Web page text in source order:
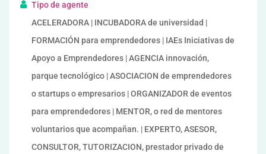
Tipo de agente
ACELERADORA | INCUBADORA de universidad |
FORMACIÓN para emprendedores | IAEs Iniciativas de
Apoyo a Emprendedores | AGENCIA innovación,
parque tecnológico | ASOCIACION de emprendedores
o startups o empresarios | ORGANIZADOR de eventos
para emprendedores | MENTOR, o red de mentores
voluntarios que acompañan. | EXPERTO, ASESOR,
CONSULTOR, TUTORIZACION, prestador privado de